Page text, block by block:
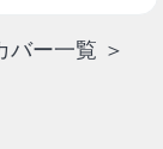
バー一覧 ＞